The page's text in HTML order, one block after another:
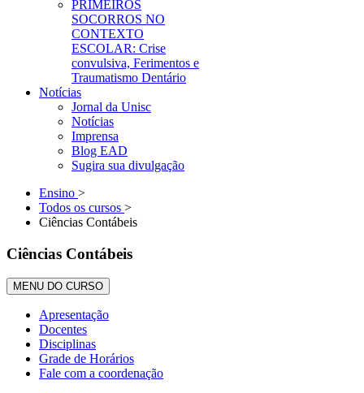
PRIMEIROS
SOCORROS NO
CONTEXTO
ESCOLAR: Crise
convulsiva, Ferimentos e
Traumatismo Dentário
Notícias
Jornal da Unisc
Notícias
Imprensa
Blog EAD
Sugira sua divulgação
Ensino >
Todos os cursos >
Ciências Contábeis
Ciências Contábeis
MENU DO CURSO
Apresentação
Docentes
Disciplinas
Grade de Horários
Fale com a coordenação